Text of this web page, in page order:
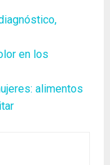
en los
alimentos